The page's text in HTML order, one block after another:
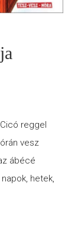
reggel
vesz
ábécé
hetek,